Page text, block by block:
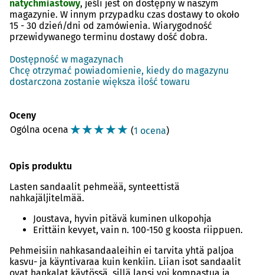
natychmiastowy, jeśli jest on dostępny w naszym
magazynie. W innym przypadku czas dostawy to około
15 - 30 dzień/dni od zamówienia. Wiarygodność
przewidywanego terminu dostawy dość dobra.
Dostępność w magazynach
Chcę otrzymać powiadomienie, kiedy do magazynu
dostarczona zostanie większa ilość towaru
Oceny
Ogólna ocena ☆☆☆☆☆ (1 ocena)
Opis produktu
Lasten sandaalit pehmeää, synteettistä
nahkajäljitelmää.
Joustava, hyvin pitävä kuminen ulkopohja
Erittäin kevyet, vain n. 100-150 g koosta riippuen.
Pehmeisiin nahkasandaaleihin ei tarvita yhtä paljoa
kasvu- ja käyntivaraa kuin kenkiin. Liian isot sandaalit